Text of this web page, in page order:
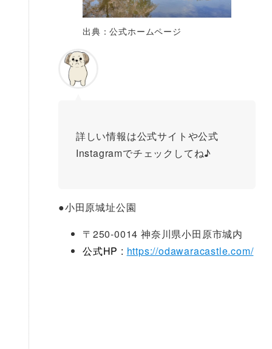
出典：公式ホームページ
詳しい情報は公式サイトや公式
Instagramでチェックしてね♪
●小田原城址公園
〒250-0014 神奈川県小田原市城内
公式HP : https://odawaracastle.com/